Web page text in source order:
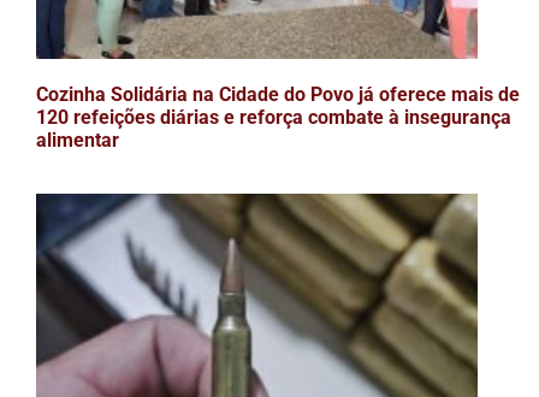
Cozinha Solidária na Cidade do Povo já oferece mais de
120 refeições diárias e reforça combate à insegurança
alimentar